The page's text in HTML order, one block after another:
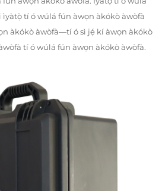
tí ó wúlá fún àwọn àkókò àwòfà
àkókò àwòfà—tí ó sì jẹ́ kí àwọn àkókò
tí ó wúlá fún àwọn àkókò àwòfà.